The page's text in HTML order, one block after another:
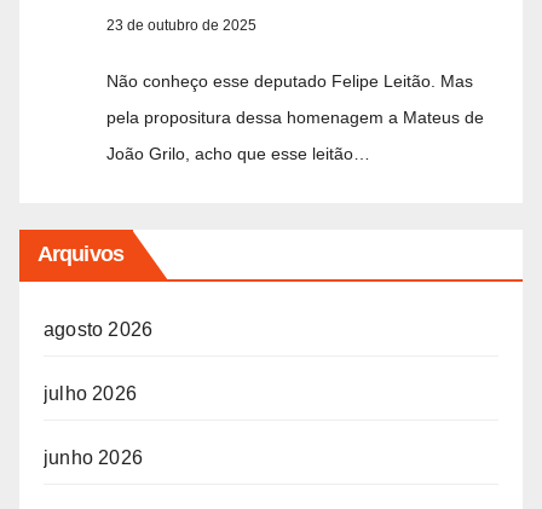
23 de outubro de 2025
Não conheço esse deputado Felipe Leitão. Mas
pela propositura dessa homenagem a Mateus de
João Grilo, acho que esse leitão…
Arquivos
agosto 2026
julho 2026
junho 2026